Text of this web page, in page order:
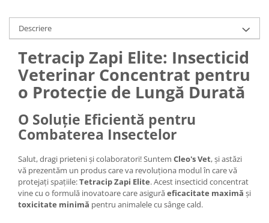
Descriere
Tetracip Zapi Elite: Insecticid
Veterinar Concentrat pentru
o Protecție de Lungă Durată
O Soluție Eficientă pentru
Combaterea Insectelor
Salut, dragi prieteni și colaboratori! Suntem Cleo's Vet, și astăzi
vă prezentăm un produs care va revoluționa modul în care vă
protejați spațiile:Tetracip Zapi Elite. Acest insecticid concentrat
vine cu o formulă inovatoare care asigurăeficacitate maximă și
toxicitate minimă pentru animalele cu sânge cald.